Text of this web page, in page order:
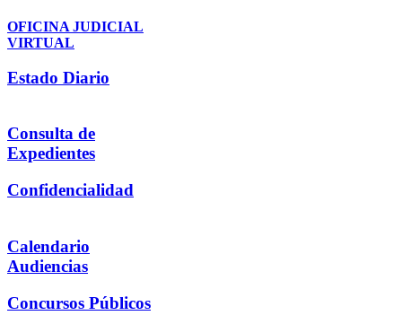
OFICINA JUDICIAL
VIRTUAL
Estado Diario
Consulta de
Expedientes
Confidencialidad
Calendario
Audiencias
Concursos Públicos